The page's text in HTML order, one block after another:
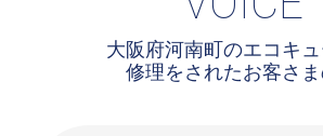
大阪府河南町のエコキ
修理をされたお客さ